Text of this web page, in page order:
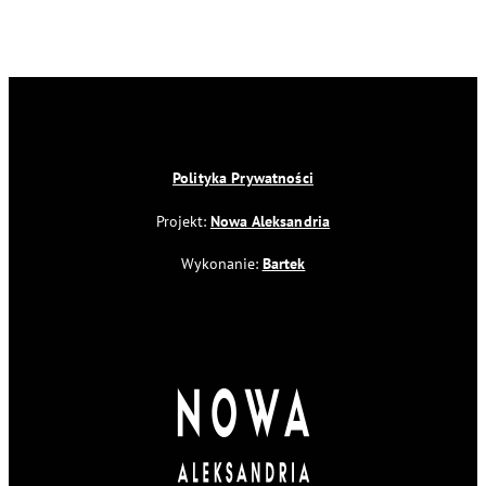
Polityka Prywatności
Projekt: Nowa Aleksandria
Wykonanie: Bartek